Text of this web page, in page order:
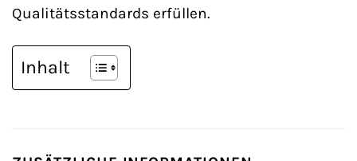
Qualitätsstandards erfüllen.
Inhalt